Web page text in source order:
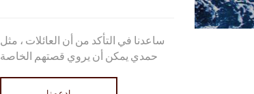
ساعدنا في التأكد من أن العائلات ، مثل
حمدي يمكن أن يروي قصتهم الخاصة